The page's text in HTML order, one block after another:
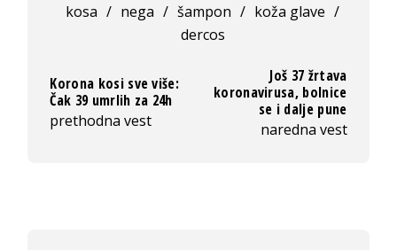
kosa / nega / šampon / koža glave /
dercos
Korona kosi sve više:
Čak 39 umrlih za 24h
prethodna vest
Još 37 žrtava
koronavirusa, bolnice
se i dalje pune
naredna vest